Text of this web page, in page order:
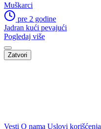
Muškarci
pre 2 godine
Jadran kući pevajući
Pogledaj više
Zatvori
Vesti O nama Uslovi korišćenja